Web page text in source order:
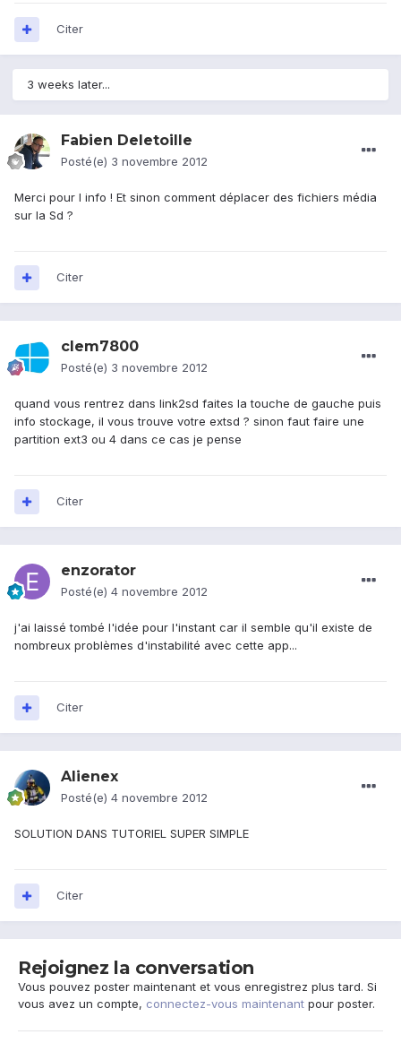
Citer
3 weeks later...
Fabien Deletoille
Posté(e) 3 novembre 2012
Merci pour l info ! Et sinon comment déplacer des fichiers média
sur la Sd ?
Citer
clem7800
Posté(e) 3 novembre 2012
quand vous rentrez dans link2sd faites la touche de gauche puis
info stockage, il vous trouve votre extsd ? sinon faut faire une
partition ext3 ou 4 dans ce cas je pense
Citer
enzorator
Posté(e) 4 novembre 2012
j'ai laissé tombé l'idée pour l'instant car il semble qu'il existe de
nombreux problèmes d'instabilité avec cette app...
Citer
Alienex
Posté(e) 4 novembre 2012
SOLUTION DANS TUTORIEL SUPER SIMPLE
Citer
Rejoignez la conversation
Vous pouvez poster maintenant et vous enregistrez plus tard. Si
vous avez un compte, connectez-vous maintenant pour poster.